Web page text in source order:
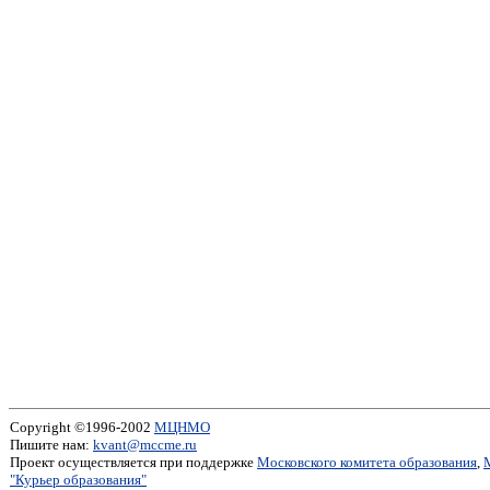
Copyright ©1996-2002 МЦНМО
Пишите нам: kvant@mccme.ru
Проект осуществляется при поддержке Московского комитета образования,
"Курьер образования"